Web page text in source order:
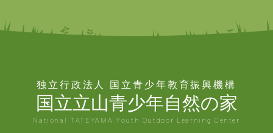
独立行政法人 国立青少年教育振興機構
国立立山青少年自然の家
National TATEYAMA Youth Outdoor Learning Center